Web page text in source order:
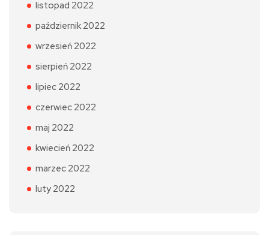
listopad 2022
październik 2022
wrzesień 2022
sierpień 2022
lipiec 2022
czerwiec 2022
maj 2022
kwiecień 2022
marzec 2022
luty 2022